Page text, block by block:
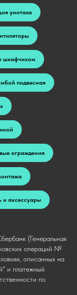
унитаза
шкафчиком
подвесная
ограждения
и аксессуары
(Генеральная
операций №
описанных на
и платежный
по